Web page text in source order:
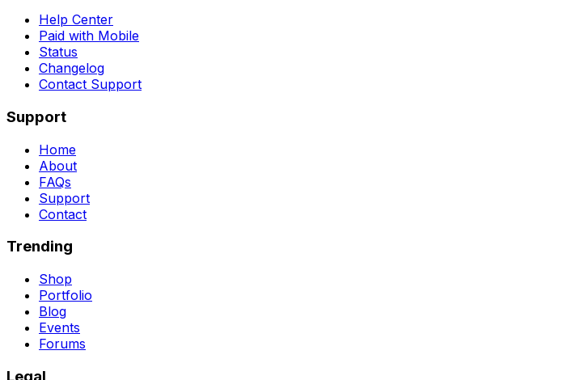
Help Center
Paid with Mobile
Status
Changelog
Contact Support
Support
Home
About
FAQs
Support
Contact
Trending
Shop
Portfolio
Blog
Events
Forums
Legal